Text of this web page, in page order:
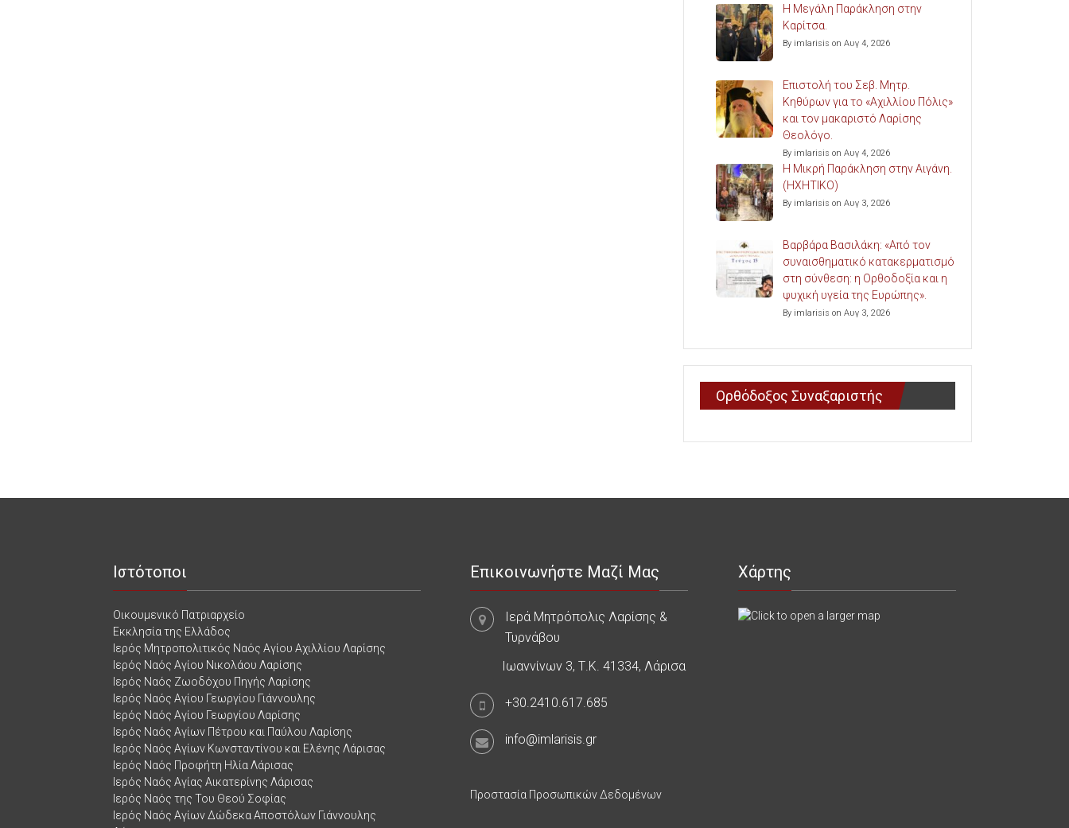
Η Μεγάλη Παράκληση στην
Καρίτσα.
By imlarisis on Αυγ 4, 2026
Επιστολή του Σεβ. Μητρ.
Κηθύρων για το «Αχιλλίου Πόλις»
και τον μακαριστό Λαρίσης
Θεολόγο.
By imlarisis on Αυγ 4, 2026
Η Μικρή Παράκληση στην Αιγάνη.
(ΗΧΗΤΙΚΟ)
By imlarisis on Αυγ 3, 2026
Βαρβάρα Βασιλάκη: «Από τον
συναισθηματικό κατακερματισμό
στη σύνθεση: η Ορθοδοξία και η
ψυχική υγεία της Ευρώπης».
By imlarisis on Αυγ 3, 2026
Ορθόδοξος Συναξαριστής
Ιστότοποι
Οικουμενικό Πατριαρχείο
Εκκλησία της Ελλάδος
Ιερός Μητροπολιτικός Ναός Αγίου Αχιλλίου Λαρίσης
Ιερός Ναός Αγίου Νικολάου Λαρίσης
Ιερός Ναός Ζωοδόχου Πηγής Λαρίσης
Ιερός Ναός Αγίου Γεωργίου Γιάννουλης
Ιερός Ναός Αγίου Γεωργίου Λαρίσης
Ιερός Ναός Αγίων Πέτρου και Παύλου Λαρίσης
Ιερός Ναός Αγίων Κωνσταντίνου και Ελένης Λάρισας
Ιερός Ναός Προφήτη Ηλία Λάρισας
Ιερός Ναός Αγίας Αικατερίνης Λάρισας
Ιερός Ναός της Του Θεού Σοφίας
Ιερός Ναός Αγίων Δώδεκα Αποστόλων Γιάννουλης
Επικοινωνήστε Μαζί Μας
Ιερά Μητρόπολις Λαρίσης &
Τυρνάβου
Ιωαννίνων 3, Τ.Κ. 41334, Λάρισα
+30.2410.617.685
info@imlarisis.gr
Προστασία Προσωπικών Δεδομένων
Χάρτης